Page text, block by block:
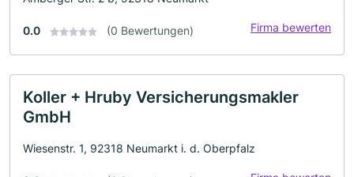
0.0 (0 Bewertungen) Firma bewerten
Koller + Hruby Versicherungsmakler
GmbH
Wiesenstr. 1, 92318 Neumarkt i. d. Oberpfalz